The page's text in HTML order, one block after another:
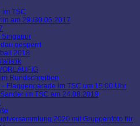
TSC
am 29./30.05.2017
Singapur
gesperrt
2018
Rundschreiben
Flaggenparade im TSC um 15:00 Uhr
im TSC am 24.08.2019
2020 mit Gruppenfoto für